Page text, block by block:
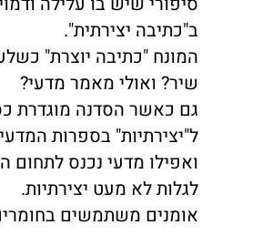
ב"כתיבה יצירתית".
המונח "כתיבה יוצרת"
שיר? ואולי מאמר מדעי?
גם כאשר הסדנה מוגדרת
ל"יצירתיות" בספרות
ואפילו מדעי נכנס
לגלות לא מעט יצירתיות.
אומנים משתמשים